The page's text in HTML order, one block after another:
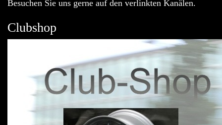
Besuchen Sie uns gerne auf den verlinkten Kanälen.
Clubshop